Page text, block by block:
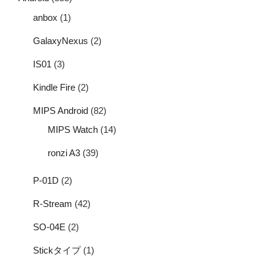
anbox (1)
GalaxyNexus (2)
IS01 (3)
Kindle Fire (2)
MIPS Android (82)
MIPS Watch (14)
ronzi A3 (39)
P-01D (2)
R-Stream (42)
SO-04E (2)
Stickタイプ(1)